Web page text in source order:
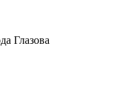
Глазова